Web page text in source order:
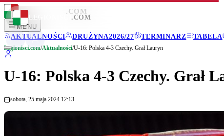
LEGIONISCI .COM
MENU
AKTUALNOŚCI
DRUŻYNA2026/27 TERMINARZ TABELA
LEGIONISCI .COM
Legionisci.com/Aktualności/U-16: Polska 4-3 Czechy. Grał Lauryn
U-16: Polska 4-3 Czechy. Grał
sobota, 25 maja 2024 12:13